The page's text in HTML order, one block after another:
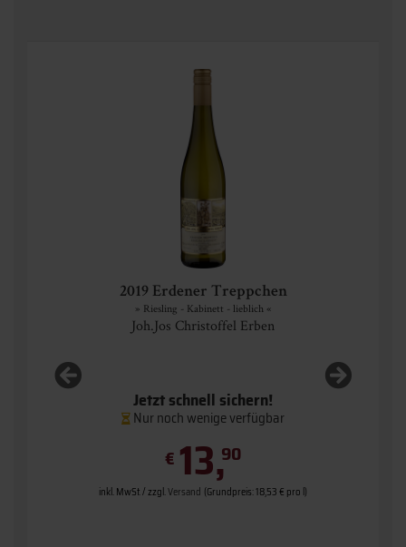
2019 Erdener Treppchen
» Riesling - Kabinett - lieblich «
Joh.Jos Christoffel Erben
Jetzt schnell sichern!
Nur noch wenige verfügbar
€ 13,90
inkl. MwSt. / zzgl.Versand (Grundpreis: 18,53 € pro l)